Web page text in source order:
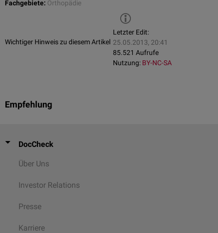
Fachgebiete: Orthopädie
Wichtiger Hinweis zu diesem Artikel
Letzter Edit:
25.05.2013, 20:41
85.521 Aufrufe
Nutzung: BY-NC-SA
Empfehlung
DocCheck
Über Uns
Investor Relations
Presse
Karriere